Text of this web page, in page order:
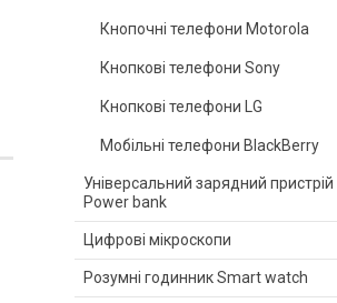
Кнопочні телефони Motorola
Кнопкові телефони Sony
Кнопкові телефони LG
Мобільні телефони BlackBerry
Універсальний зарядний пристрій
Power bank
Цифрові мікроскопи
Розумні годинник Smart watch